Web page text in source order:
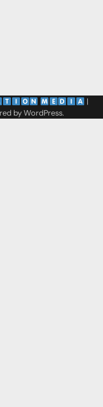
|
byWordPress.